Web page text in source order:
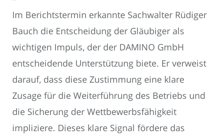
Im Berichtstermin erkannte Sachwalter Rüdiger
Bauch die Entscheidung der Gläubiger als
wichtigen Impuls, der der DAMINO GmbH
entscheidende Unterstützung biete. Er verweist
darauf, dass diese Zustimmung eine klare
Zusage für die Weiterführung des Betriebs und
die Sicherung der Wettbewerbsfähigkeit
impliziere. Dieses klare Signal fördere das